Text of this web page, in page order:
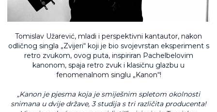
Tomislav Užarević, mladi i perspektivni kantautor, nakon
odličnog singla „Zvijeri“ koji je bio svojevrstan eksperiment s
retro zvukom, ovog puta, inspiriran Pachelbelovim
kanonom, spaja retro zvuk i klasičnu glazbu u
fenomenalnom singlu „Kanon“!
„Kanon je pjesma koja je smiješnim spletom okolnosti
snimana u dvije države, 3 studija s tri različita producenta!